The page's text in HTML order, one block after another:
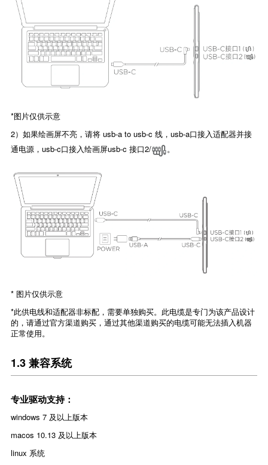
*图片仅供示意
2）如果绘画屏不亮，请将 usb-a to usb-c 线，usb-a口接入适配器并接
通电源，usb-c口接入绘画屏usb-c 接口2/
。
* 图片仅供示意
*此供电线和适配器非标配，需要单独购买。此电缆是专门为该产品设计
的，请通过官方渠道购买，通过其他渠道购买的电缆可能无法插入机器
正常使用。
1.3 兼容系统
专业驱动支持：
windows 7 及以上版本
macos 10.13 及以上版本
linux 系统